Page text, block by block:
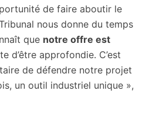
de faire aboutir le
nous donne du temps
que notre offre est
d’être approfondie. C’est
de défendre notre projet
un outil industriel unique »,